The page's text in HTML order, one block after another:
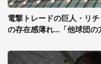
電撃トレードの巨人・リ
の存在感薄れ...「他球団